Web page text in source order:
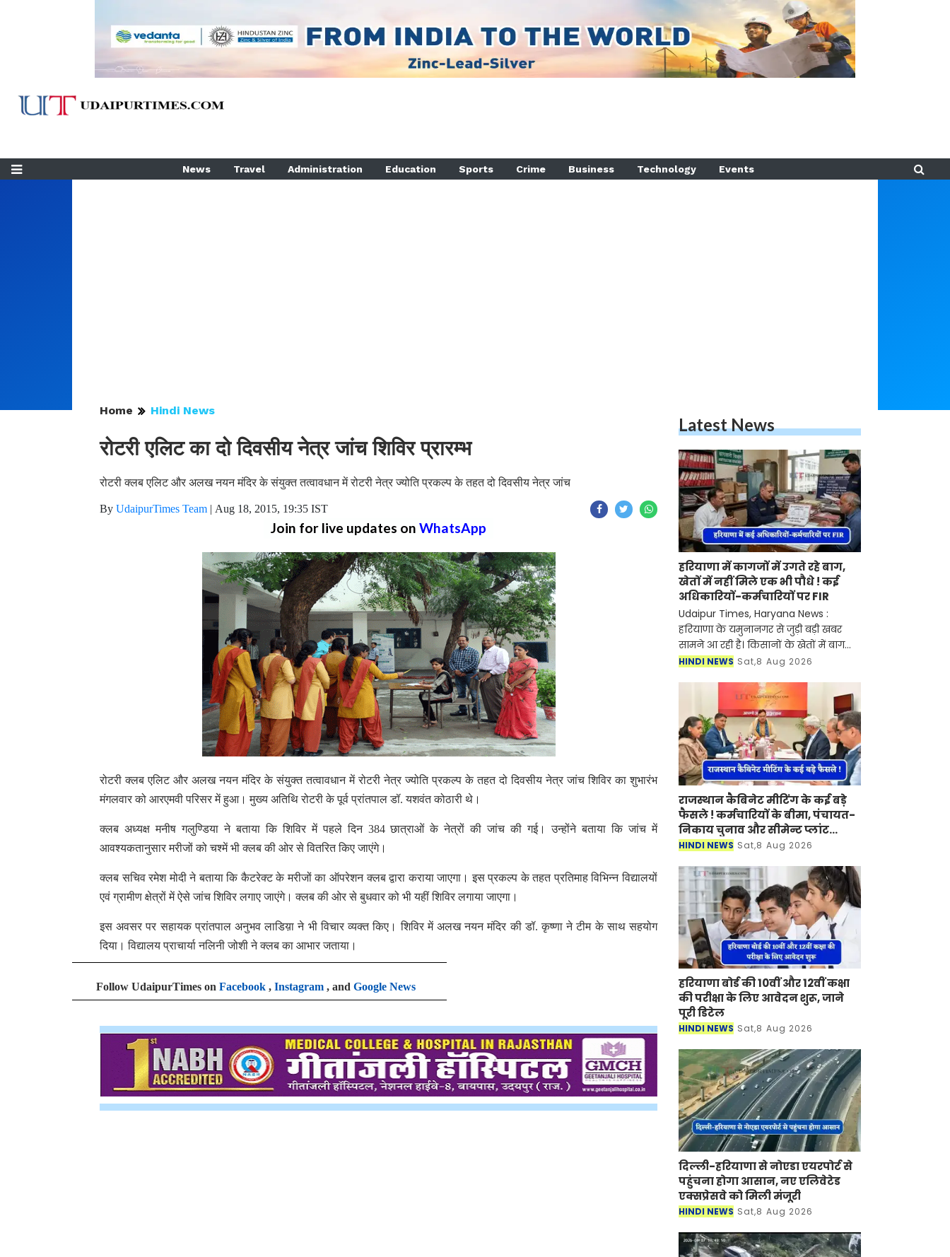
News Travel Administration Education Sports Crime Business Technology Events
Home Hindi News
रोटरी एलिट का दो दिवसीय नेत्र जांच शिविर प्रारम्भ
रोटरी क्लब एलिट और अलख नयन मंदिर के संयुक्त तत्वावधान में रोटरी नेत्र ज्योति प्रकल्प के तहत दो दिवसीय नेत्र जांच
By UdaipurTimes Team | Aug 18, 2015, 19:35 IST
Join for live updates on WhatsApp
रोटरी क्लब एलिट और अलख नयन मंदिर के संयुक्त तत्वावधान में रोटरी नेत्र ज्योति प्रकल्प के तहत दो दिवसीय नेत्र जांच शिविर का शुभारंभ
मंगलवार को आरएमवी परिसर में हुआ। मुख्य अतिथि रोटरी के पूर्व प्रांतपाल डॉ. यशवंत कोठारी थे।
क्लब अध्यक्ष मनीष गलुण्डिया ने बताया कि शिविर में पहले दिन 384 छात्राओं के नेत्रों की जांच की गई। उन्होंने बताया कि जांच में
आवश्यकतानुसार मरीजों को चश्में भी क्लब की ओर से वितरित किए जाएंगे।
क्लब सचिव रमेश मोदी ने बताया कि कैटरेक्ट के मरीजों का ऑपरेशन क्लब द्वारा कराया जाएगा। इस प्रकल्प के तहत प्रतिमाह विभिन्न विद्यालयों
एवं ग्रामीण क्षेत्रों में ऐसे जांच शिविर लगाए जाएंगे। क्लब की ओर से बुधवार को भी यहीं शिविर लगाया जाएगा।
इस अवसर पर सहायक प्रांतपाल अनुभव लाडिय़ा ने भी विचार व्यक्त किए। शिविर में अलख नयन मंदिर की डॉ. कृष्णा ने टीम के साथ सहयोग
दिया। विद्यालय प्राचार्या नलिनी जोशी ने क्लब का आभार जताया।
Follow UdaipurTimes on Facebook , Instagram , and Google News
Latest News
हरियाणा में कागजों में उगते रहे बाग,
खेतों में नहीं मिले एक भी पौधे ! कई
अधिकारियों-कर्मचारियों पर FIR
Udaipur Times, Haryana News :
हरियाणा के यमुनानगर से जुड़ी बड़ी खबर
सामने आ रही है। किसानों के खेतों में बाग
लगाने और विभिन्न बागवानी योजनाओं के
मामले में 13 वर्ष बा
HINDI NEWS Sat,8 Aug 2026
राजस्थान कैबिनेट मीटिंग के कई बड़े
फैसले ! कर्मचारियों के बीमा, पंचायत-
निकाय चुनाव और सीमेन्ट प्लांट
लगाने पर मुहर
HINDI NEWS Sat,8 Aug 2026
हरियाणा बोर्ड की 10वीं और 12वीं कक्षा
की परीक्षा के लिए आवेदन शुरू, जाने
पूरी डिटेल
HINDI NEWS Sat,8 Aug 2026
दिल्ली-हरियाणा से नोएडा एयरपोर्ट से
पहुंचना होगा आसान, नए एलिवेटेड
एक्सप्रेसवे को मिली मंजूरी
HINDI NEWS Sat,8 Aug 2026